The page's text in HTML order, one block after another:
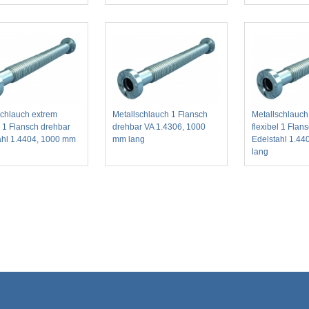
extrem
Flansch drehbar
1.4404, 1000 mm
Metallschlauch 1 Flansch
drehbar VA 1.4306, 1000
mm lang
flexibel 1
Edelstahl
lang